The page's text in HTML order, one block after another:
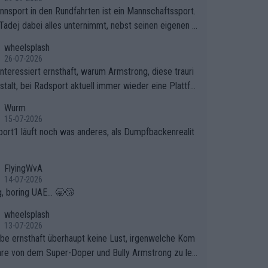
in den Rundfahrten ist ein Mannschaftssport.
dabei alles unternimmt, nebst seinen eigenen A
das ganze Team auch mental stark zu machen und
am Erfolg teilzuhaben, ist ihm ganz hoch anzurech
ist ein Zeichen weit über den Radsport hinaus.
wheelsplash
26-07-2026
ernsthaft, warum Armstrong, diese trauri
bei Radsport aktuell immer wieder eine Plattfo
Wurm
15-07-2026
läuft noch was anderes, als Dumpfbackenrealit
FlyingWvA
14-07-2026
boring UAE... 🥱😴
wheelsplash
13-07-2026
ernsthaft überhaupt keine Lust, irgenwelche Kom
von dem Super-Doper und Bully Armstrong zu les